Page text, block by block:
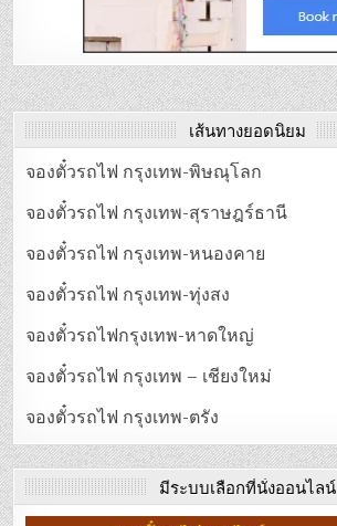
เส้นทางยอดนิยม
จองตั๋วรถไฟ กรุงเทพ-พิษณุโลก
จองตั๋วรถไฟ กรุงเทพ-สุราษฎร์ธานี
จองตั๋วรถไฟ กรุงเทพ-หนองคาย
จองตั๋วรถไฟ กรุงเทพ-ทุ่งสง
จองตั๋วรถไฟกรุงเทพ-หาดใหญ่
จองตั๋วรถไฟ กรุงเทพ – เชียงใหม่
จองตั๋วรถไฟ กรุงเทพ-ตรัง
มีระบบเลือกที่นั่งออนไลน์